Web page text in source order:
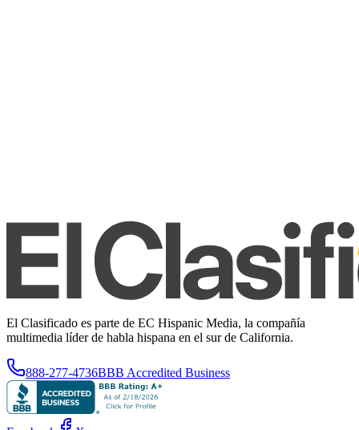
El Clasificado es parte de EC Hispanic Media, la compañía
multimedia líder de habla hispana en el sur de California.
888-277-4736BBB Accredited Business